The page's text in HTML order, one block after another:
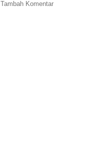
Tambah Komentar